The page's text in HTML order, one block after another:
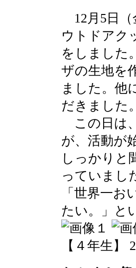
12月5日
ウトドアク
をしました
ザの生地を
ました。他
だきました。
この日は
が、活動が
しっかりと
っていまし
「世界一
たい。」と
【４年生】